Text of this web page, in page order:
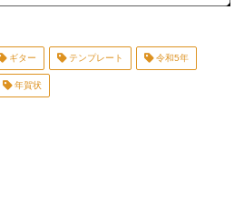
ギター テンプレート 令和5年
年賀状